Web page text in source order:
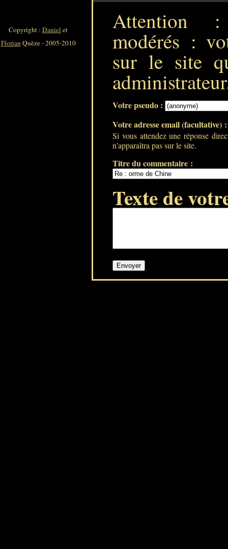
Attention :
modérés :
sur le site
Votre pseudo :
Votre adresse email (facultative)
Si vous attendez une réponse
n'apparaîtra pas sur le site.
Titre du commentaire :
Texte de
Copyright : Daniel et
FlorianQuèze - 2005-2010